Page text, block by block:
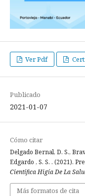
Ver Pdf
Publicado
2021-01-07
Cómo citar
Delgado Bernal, D. S.,
Edgardo , S. S. . (2021).
Científica Higía De La
Más formatos de cita